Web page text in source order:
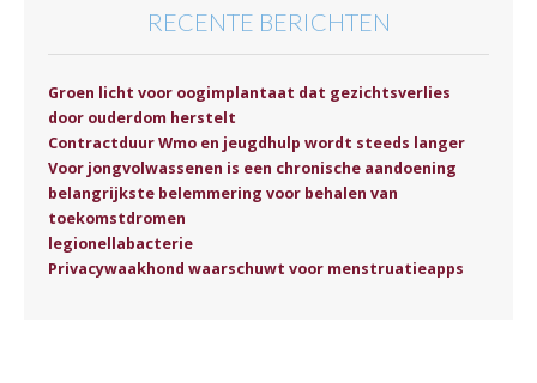
RECENTE BERICHTEN
Groen licht voor oogimplantaat dat gezichtsverlies
door ouderdom herstelt
Contractduur Wmo en jeugdhulp wordt steeds langer
Voor jongvolwassenen is een chronische aandoening
belangrijkste belemmering voor behalen van
toekomstdromen
legionellabacterie
Privacywaakhond waarschuwt voor menstruatieapps